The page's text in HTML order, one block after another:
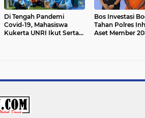
Di Tengah Pandemi
Covid-19, Mahasiswa
Kukerta UNRI Ikut Serta
Bos Investasi
Tahan Polres
Aset Member